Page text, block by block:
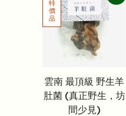
雲南 最頂級 野生羊
肚菌 (真正野生，坊
間少見)